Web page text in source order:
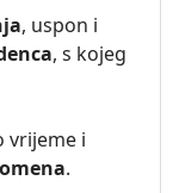
, uspon i
, s kojeg
vrijeme i
.